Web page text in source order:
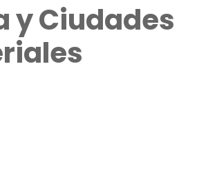
y Ciudades